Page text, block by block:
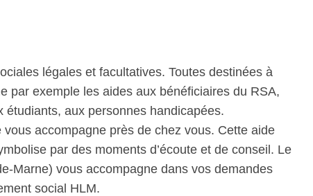
légales et facultatives. Toutes destinées à
par exemple les aides aux bénéficiaires du RSA,
étudiants, aux personnes handicapées.
accompagne près de chez vous. Cette aide
par des moments d’écoute et de conseil. Le
Marne) vous accompagne dans vos demandes
social HLM.